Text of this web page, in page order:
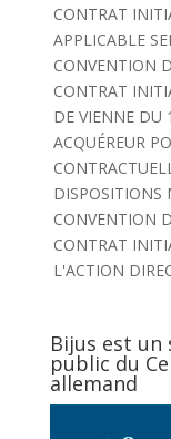
CONTRAT
APPLICABLE
CONVENTION
CONTRAT
DE VIENNE DU
ACQUÉREUR
DISPOSITIONS
CONVENTION
CONTRAT
L'ACTION
Bijus est un
public du
allemand